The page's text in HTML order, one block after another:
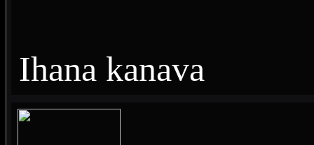
Ihana kanava